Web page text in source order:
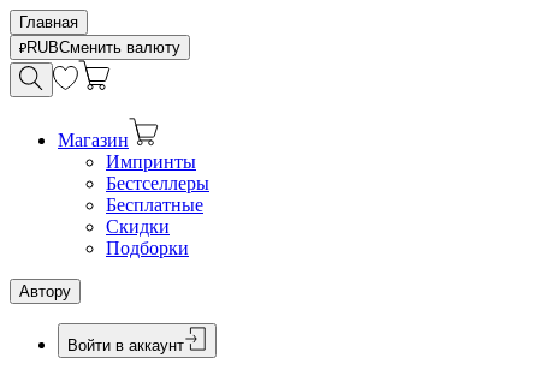
Главная
RUBСменить валюту
Магазин
Импринты
Бестселлеры
Бесплатные
Скидки
Подборки
Автору
Войти в аккаунт